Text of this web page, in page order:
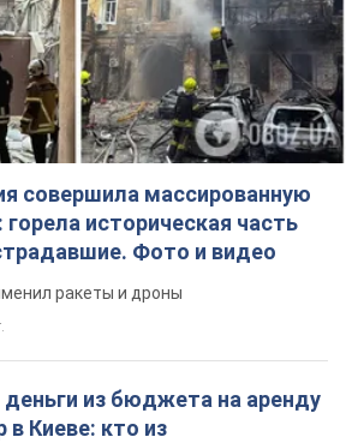
совершила массированную
историческая часть
Фото и видео
ракеты и дроны
из бюджета на аренду
в Киеве: кто из